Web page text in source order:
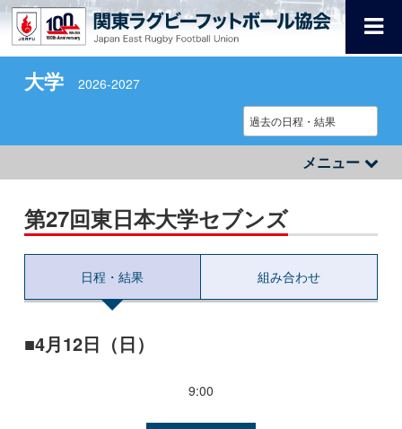
大学 2026-2027
メニュー
第27回東日本大学セブンズ
日程・結果 組み合わせ
4月12日（日）
9:00